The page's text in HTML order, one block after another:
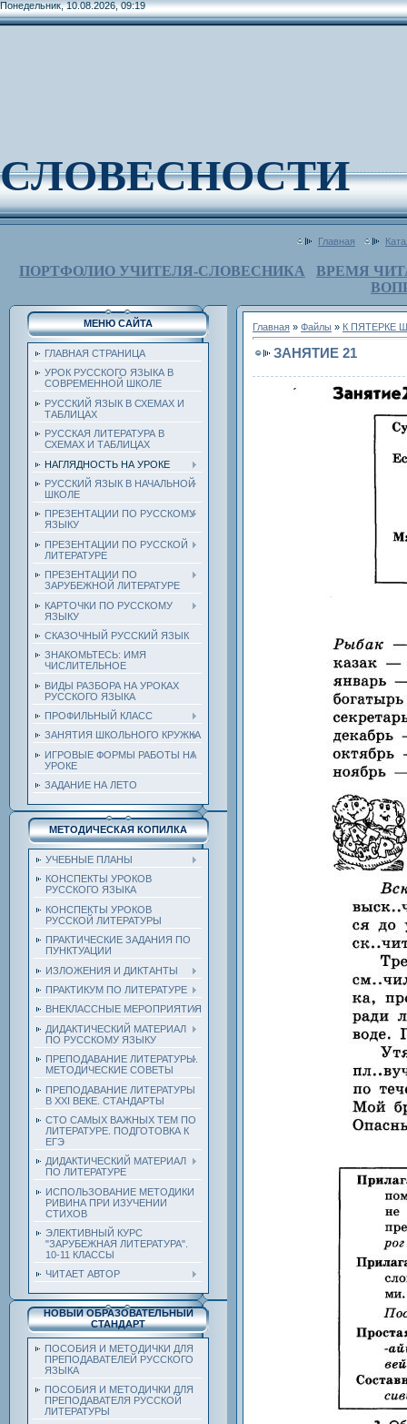
Понедельник, 10.08.2026, 09:19
СЛОВЕСНОСТИ
Главная
ПОРТФОЛИО УЧИТЕЛЯ-СЛОВЕСНИКА
ВРЕМЯ
МЕНЮ САЙТА
ГЛАВНАЯ СТРАНИЦА
УРОК РУССКОГО ЯЗЫКА В
СОВРЕМЕННОЙ ШКОЛЕ
РУССКИЙ ЯЗЫК В СХЕМАХ И
ТАБЛИЦАХ
РУССКАЯ ЛИТЕРАТУРА В
СХЕМАХ И ТАБЛИЦАХ
НАГЛЯДНОСТЬ НА УРОКЕ
РУССКИЙ ЯЗЫК В НАЧАЛЬНОЙ
ШКОЛЕ
ПРЕЗЕНТАЦИИ ПО РУССКОМУ
ЯЗЫКУ
ПРЕЗЕНТАЦИИ ПО РУССКОЙ
ЛИТЕРАТУРЕ
ПРЕЗЕНТАЦИИ ПО
ЗАРУБЕЖНОЙ ЛИТЕРАТУРЕ
КАРТОЧКИ ПО РУССКОМУ
ЯЗЫКУ
СКАЗОЧНЫЙ РУССКИЙ ЯЗЫК
ЗНАКОМЬТЕСЬ: ИМЯ
ЧИСЛИТЕЛЬНОЕ
ВИДЫ РАЗБОРА НА УРОКАХ
РУССКОГО ЯЗЫКА
ПРОФИЛЬНЫЙ КЛАСС
ЗАНЯТИЯ ШКОЛЬНОГО КРУЖКА
ИГРОВЫЕ ФОРМЫ РАБОТЫ НА
УРОКЕ
ЗАДАНИЕ НА ЛЕТО
МЕТОДИЧЕСКАЯ КОПИЛКА
УЧЕБНЫЕ ПЛАНЫ
КОНСПЕКТЫ УРОКОВ
РУССКОГО ЯЗЫКА
КОНСПЕКТЫ УРОКОВ
РУССКОЙ ЛИТЕРАТУРЫ
ПРАКТИЧЕСКИЕ ЗАДАНИЯ ПО
ПУНКТУАЦИИ
ИЗЛОЖЕНИЯ И ДИКТАНТЫ
ПРАКТИКУМ ПО ЛИТЕРАТУРЕ
ВНЕКЛАССНЫЕ МЕРОПРИЯТИЯ
ДИДАКТИЧЕСКИЙ МАТЕРИАЛ
ПО РУССКОМУ ЯЗЫКУ
ПРЕПОДАВАНИЕ ЛИТЕРАТУРЫ.
МЕТОДИЧЕСКИЕ СОВЕТЫ
ПРЕПОДАВАНИЕ ЛИТЕРАТУРЫ
В XXI ВЕКЕ. СТАНДАРТЫ
СТО САМЫХ ВАЖНЫХ ТЕМ ПО
ЛИТЕРАТУРЕ. ПОДГОТОВКА К
ЕГЭ
ДИДАКТИЧЕСКИЙ МАТЕРИАЛ
ПО ЛИТЕРАТУРЕ
ИСПОЛЬЗОВАНИЕ МЕТОДИКИ
РИВИНА ПРИ ИЗУЧЕНИИ
СТИХОВ
ЭЛЕКТИВНЫЙ КУРС
"ЗАРУБЕЖНАЯ ЛИТЕРАТУРА".
10-11 КЛАССЫ
ЧИТАЕТ АВТОР
НОВЫЙ ОБРАЗОВАТЕЛЬНЫЙ
СТАНДАРТ
ПОСОБИЯ И МЕТОДИЧКИ ДЛЯ
ПРЕПОДАВАТЕЛЕЙ РУССКОГО
ЯЗЫКА
ПОСОБИЯ И МЕТОДИЧКИ ДЛЯ
ПРЕПОДАВАТЕЛЯ РУССКОЙ
ЛИТЕРАТУРЫ
Главная » Файлы » К ПЯТЕРКЕ
ЗАНЯТИЕ 21